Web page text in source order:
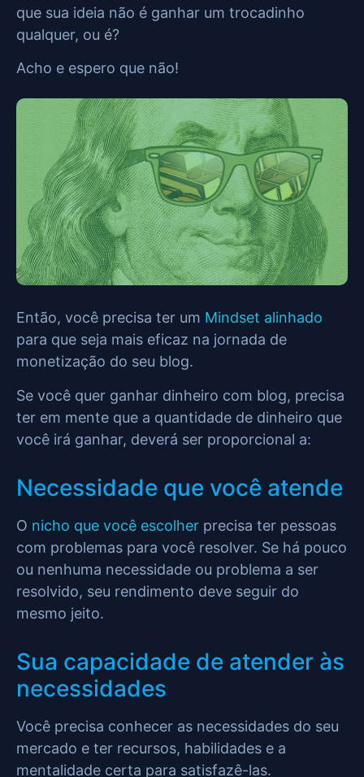
que sua ideia não é ganhar um trocadinho
qualquer, ou é?
Acho e espero que não!
Então, você precisa ter um Mindset alinhado
para que seja mais eficaz na jornada de
monetização do seu blog.
Se você quer ganhar dinheiro com blog, precisa
ter em mente que a quantidade de dinheiro que
você irá ganhar, deverá ser proporcional a:
Necessidade que você atende
O nicho que você escolher precisa ter pessoas
com problemas para você resolver. Se há pouco
ou nenhuma necessidade ou problema a ser
resolvido, seu rendimento deve seguir do
mesmo jeito.
Sua capacidade de atender às
necessidades
Você precisa conhecer as necessidades do seu
mercado e ter recursos, habilidades e a
mentalidade certa para satisfazê-las.